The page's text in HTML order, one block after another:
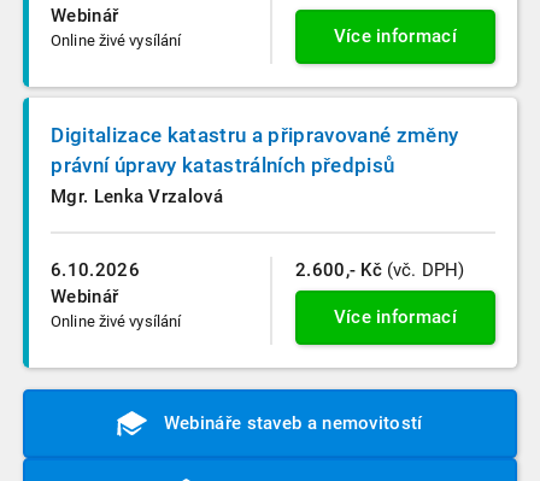
Webinář
Online živé vysílání Více informací
6.10.2026
Webinář
Online živé vysílání
Digitalizace katastru a připravované změny
právní úpravy katastrálních předpisů
Mgr. Lenka Vrzalová
2.600,- Kč (vč. DPH)
Více informací
Webináře staveb a nemovitostí